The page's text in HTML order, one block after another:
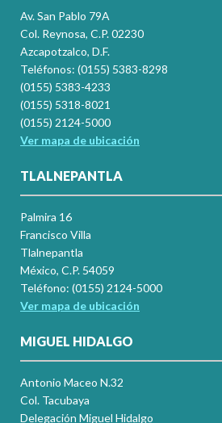
Av. San Pablo 79A
Col. Reynosa, C.P. 02230
Azcapotzalco, D.F.
Teléfonos: (0155) 5383-8298
(0155) 5383-4233
(0155) 5318-8021
(0155) 2124-5000
Ver mapa de ubicación
TLALNEPANTLA
Palmira 16
Francisco Villa
Tlalnepantla
México, C.P. 54059
Teléfono: (0155) 2124-5000
Ver mapa de ubicación
MIGUEL HIDALGO
Antonio Maceo N.32
Col. Tacubaya
Delegación Miguel Hidalgo